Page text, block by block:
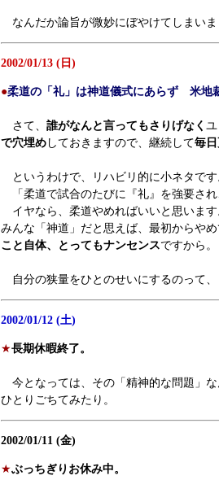
なんだか論旨が微妙にぼやけてしまいま
2002/01/13 (日)
●柔道の「礼」は神道儀式にあらず 米地
さて、 誰がなんと言ってもさりげなく
で穴埋め しておきますので、継続して毎
というわけで、リハビリ的に小ネタです
「柔道で試合のたびに『礼』を強要さ
イヤなら、柔道やめればいいと思いま
みんな「神道」だと思えば、最初からや
こと自体、とってもナンセンスですから。
自分の狭量をひとのせいにするのって、
2002/01/12 (土)
★長期休暇終了。
今となっては、その「精神的な問題」
ひとりごちてみたり。
2002/01/11 (金)
★ぶっちぎりお休み中。